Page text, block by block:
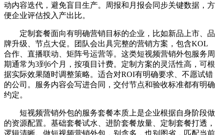
动内容迭代，避免盲目生产。周报和月报会同步关键数据，方
便企业评估投入产出比。
定制套餐面向有明确营销目标的企业，比如新品上市、品
牌升级、节点大促。团队会出具完整的营销方案，包含KOL
合作、直播联动、矩阵号运营等。这类短视频营销外包服务周
期通常为3到6个月，按项目计费。定制方案的灵活性高，可根
据实际效果随时调整策略。适合对ROI有明确要求、不愿试错
的公司。服务内容会写进合同，交付节点和验收标准都有明确
约定。
短视频营销外包的服务套餐本质上是企业根据自身阶段做
的资源配置。基础套餐试水、进阶套餐放量、定制套餐打透，
逻辑清晰。做短视频营销外包，别贪多，也别图省，匹配当前